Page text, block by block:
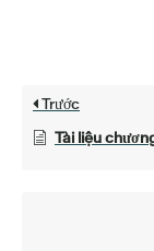
Trước
Tài liệu